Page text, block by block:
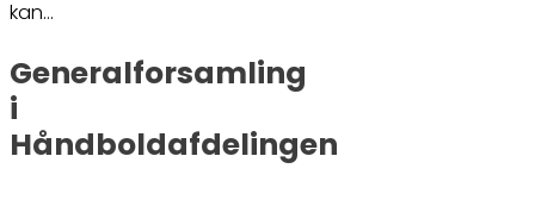
kan…
Generalforsamling
i
Håndboldafdelingen